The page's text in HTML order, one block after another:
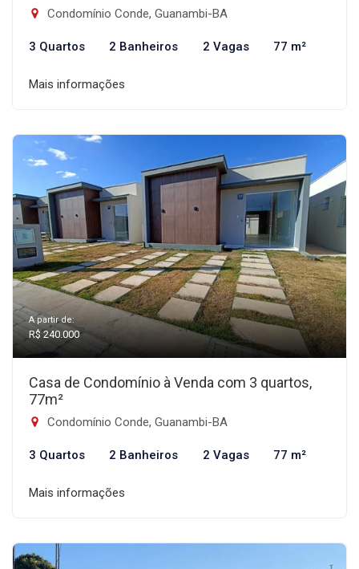
Condomínio Conde, Guanambi-BA
3 Quartos 2 Banheiros 2 Vagas 77 m²
Mais informações
A partir de:
R$ 240.000
Casa de Condomínio à Venda com 3 quartos,
77m²
Condomínio Conde, Guanambi-BA
3 Quartos 2 Banheiros 2 Vagas 77 m²
Mais informações